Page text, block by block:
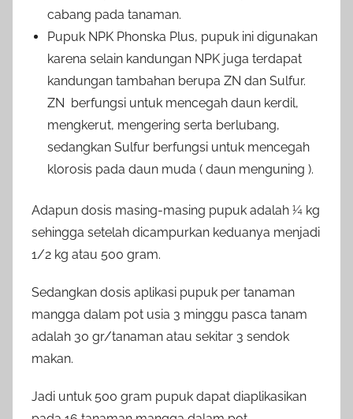
cabang pada tanaman.
Pupuk NPK Phonska Plus, pupuk ini digunakan
karena selain kandungan NPK juga terdapat
kandungan tambahan berupa ZN dan Sulfur.
ZN berfungsi untuk mencegah daun kerdil,
mengkerut, mengering serta berlubang,
sedangkan Sulfur berfungsi untuk mencegah
klorosis pada daun muda ( daun menguning ).
Adapun dosis masing-masing pupuk adalah ¼ kg
sehingga setelah dicampurkan keduanya menjadi
1/2 kg atau 500 gram.
Sedangkan dosis aplikasi pupuk per tanaman
mangga dalam pot usia 3 minggu pasca tanam
adalah 30 gr/tanaman atau sekitar 3 sendok
makan.
Jadi untuk 500 gram pupuk dapat diaplikasikan